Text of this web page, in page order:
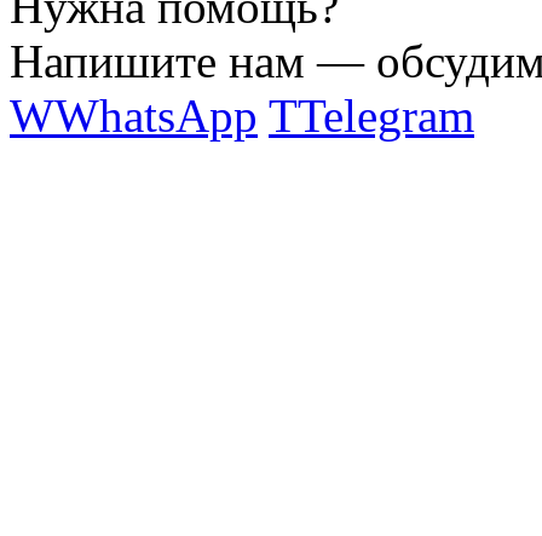
Напишите нам —
WWhatsApp TTelegram